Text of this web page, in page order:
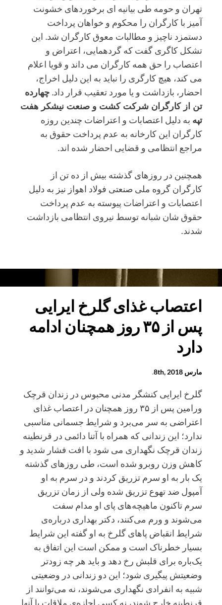
تهران و حومه طی بیانیه ای برخوردهای خشونت
آمیز با کارگران را محکوم و خواهان پرداخت
دستمزد ناچیز و مطالبات معوق کارگران شد. این
تشکل کاگری گفت که گردهمایی، اعتراض و
اعتصاب را حق همه کارگران می داند و قویا اعلام
می کند، هیچ کارگری را نباید به این دلیل اخراج،
احضار، بازداشت و یا مورد تعقیب قرار داد. چهارده
تن از کارگران شرکت کشت و صنعت نیشکر هفت
تپه به دلیل اعتصابات و اعتراضات چندین روزه
کارگران این کارخانه به عدم پرداخت حقوق به
مراجع انتظامی و قضایی احضار شده اند.
همچنین در روزهای گذشته بیش از ده تن از
کارگران گروه ملی صنعتی فولاد اهواز نیز به دلیل
اعتصابات و اعتراضات پیوسته به عدم پرداخت
حقوق شان شبانه توسط نیروی انتظامی بازداشت
شدند.
دستکم
نفر
از
بازنشستگان
سال
۹۵
پاسگاه
هفت
با
شکایت
کارفرما
اعتصاب غذای گلرخ ایرایی
پس از ۳۵ روز همچنان ادامه
دارد
مارس 8th, 2018 .
گلرخ ایرایی کنشگر مدنی محبوس در زندان قرچک
ورامین پس از ۳۵ روز همچنان در اعتصاب غذای
اعتراضی به سر می‌برد و شرایط جسمانی مناسبی
ندارد؛ این زندانی که همراه با آتنا دائمی در قرنطینه
زندان قرچک نگهداری می شود با افت فشار شدید و
کاهش وزن روبرو شده است، طی روزهای گذشته
یک بار به او سرم تزریق کردند و در سرم به او
آمپول ضد تهوع تزریق شده ولی از زمان تزریق
سرم تاکنون ماهیچه‌های پای او مدام سفت
می‌شوند و ورم می‌کنند، دکتر بهداری درباره‌ی
شرایط انقباض پاهای گلرخ به او گفته این شرایط
بسیار خطرناک است و ممکن است این اتفاق به
یک‌باره برای قلبش رخ دهد و باید هر چه زودتر
وضعیتش پیگیری شود؛ این دو زندانی در وضعیتی
شبیه به انفرادی نگهداری می‌شوند، نه می‌توانند از
قرنطینه خارج شوند، نه کسی اجازه‌ی ملاقات با آنها